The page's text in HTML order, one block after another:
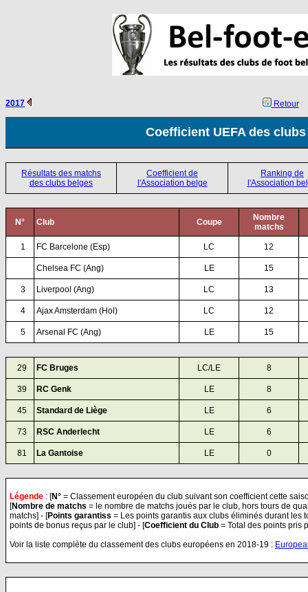
2017 Retour
Coefficient UEFA des
Résultats des matchs
des clubs belges
Coefficient de
l'Association belge
Ranking de
l'Association
N° Club Coupe
Nombre
matchs
1 FC Barcelone (Esp) LC 12
Chelsea FC (Ang) LE 15
3 Liverpool (Ang) LC 13
4 Ajax Amsterdam (Hol) LC 12
5 Arsenal FC (Ang) LE 15
29 FC Bruges LC/LE 8
39 RC Genk LE 8
45 Standard de Liège LE 6
73 RSC Anderlecht LE 6
81 La Gantoise LE 0
Légende : [N° = Classement européen du club suivant son coefficient cette
[Nombre de matchs = le nombre de matchs joués par le club, hors tours de
matchs] - [Points garantiss = Les points garantis aux clubs éliminés durant les
points de bonus reçus par le club] - [Coefficient du Club = Total des points pris
Voir la liste complète du classement des clubs européens en 2018-19 :